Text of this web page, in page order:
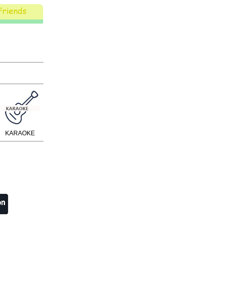
KARAOKE